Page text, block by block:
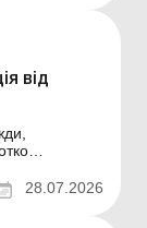
від
цього
28.07.2026